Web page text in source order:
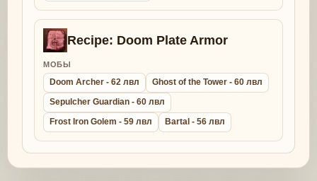
Recipe: Doom Plate Armor
МОБЫ
Doom Archer - 62 лвл
Ghost of the Tower - 60 лвл
Sepulcher Guardian - 60 лвл
Frost Iron Golem - 59 лвл
Bartal - 56 лвл